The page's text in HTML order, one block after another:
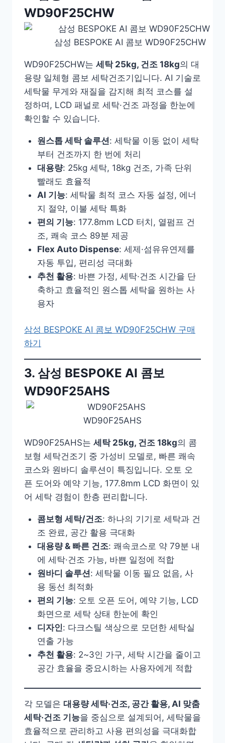
WD90F25CHW
삼성 BESPOKE AI 콤보 WD90F25CHW
WD90F25CHW는 세탁 25kg, 건조 18kg의 대
용량 일체형 콤보 세탁건조기입니다. AI 기술로
세탁물 무게와 재질을 감지해 최적 코스를 설
정하며, LCD 패널로 세탁·건조 과정을 한눈에
확인할 수 있습니다.
원스톱 세탁 솔루션: 세탁물 이동 없이 세탁
부터 건조까지 한 번에 처리
대용량: 25kg 세탁, 18kg 건조, 가족 단위
빨래도 효율적
AI 기능: 세탁물 최적 코스 자동 설정, 에너
지 절약, 이불 세탁 특화
편의 기능: 177.8mm LCD 터치, 열펌프 건
조, 쾌속 코스 89분 제공
Flex Auto Dispense: 세제·섬유유연제를
자동 투입, 편리성 극대화
추천 활용: 바쁜 가정, 세탁·건조 시간을 단
축하고 효율적인 원스톱 세탁을 원하는 사
용자
삼성 BESPOKE AI 콤보 WD90F25CHW 구매
하기
3. 삼성 BESPOKE AI 콤보
WD90F25AHS
WD90F25AHS
WD90F25AHS는 세탁 25kg, 건조 18kg의 콤
보형 세탁건조기 중 가성비 모델로, 빠른 쾌속
코스와 원바디 솔루션이 특징입니다. 오토 오
픈 도어와 예약 기능, 177.8mm LCD 화면이 있
어 세탁 경험이 한층 편리합니다.
콤보형 세탁/건조: 하나의 기기로 세탁과 건
조 완료, 공간 활용 극대화
대용량 & 빠른 건조: 쾌속코스로 약 79분 내
에 세탁·건조 가능, 바쁜 일정에 적합
원바디 솔루션: 세탁물 이동 필요 없음, 사
용 동선 최적화
편의 기능: 오토 오픈 도어, 예약 기능, LCD
화면으로 세탁 상태 한눈에 확인
디자인: 다크스틸 색상으로 모던한 세탁실
연출 가능
추천 활용: 2~3인 가구, 세탁 시간을 줄이고
공간 효율을 중요시하는 사용자에게 적합
각 모델은 대용량 세탁·건조, 공간 활용, AI 맞춤
세탁·건조 기능을 중심으로 설계되어, 세탁물을
효율적으로 관리하고 사용 편의성을 극대화합